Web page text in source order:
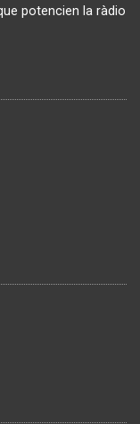
potencien la ràdio